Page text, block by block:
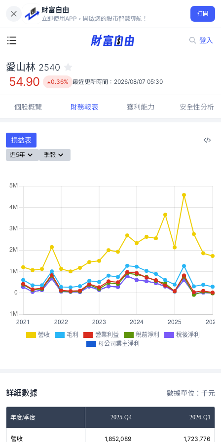
財富自由
立即使用APP，開啟您的股市智慧導航！
打開
登入
54.90
0.36%
愛山林 2540
54.90 0.36% 最近更新時間： 2026/08/07 05:30
個股概覽 財務報表 獲利能力 安全性分析
損益表
近5年 季報
營收 毛利 營業利益 稅前淨利
稅後淨利
母公司業主淨利
詳細數據 數據單位：千元
年度/季度2025-Q3 2025-Q4 2026-Q1
營收 1,852,089 1,723,776